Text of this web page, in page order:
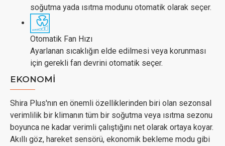
soğutma yada ısıtma modunu otomatik olarak seçer.
Otomatik Fan Hızı
Ayarlanan sıcaklığın elde edilmesi veya korunması
için gerekli fan devrini otomatik seçer.
EKONOMİ
Shira Plus'nın en önemli özelliklerinden biri olan sezonsal
verimlilik bir klimanın tüm bir soğutma veya ısıtma sezonu
boyunca ne kadar verimli çalıştığını net olarak ortaya koyar.
Akıllı göz, hareket sensörü, ekonomik bekleme modu gibi